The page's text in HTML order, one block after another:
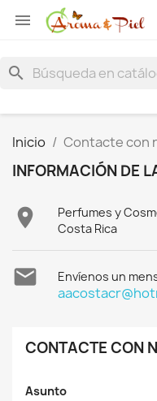

search
Inicio Contacte con
INFORMACIÓN DE

Perfumes y
Costa Rica
 Envíenos un
CONTACTE CON
Asunto